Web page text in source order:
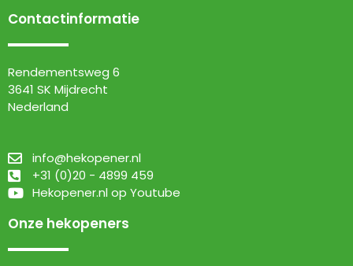
Contactinformatie
Rendementsweg 6
3641 SK Mijdrecht
Nederland
info@hekopener.nl
+31 (0)20 - 4899 459
Hekopener.nl op Youtube
Onze hekopeners